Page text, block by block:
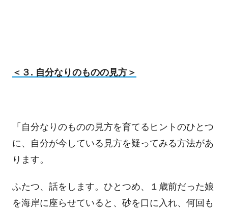
＜３. 自分なりのものの見方＞
「自分なりのものの見方を育てるヒントのひとつ
に、自分が今している見方を疑ってみる方法があ
ります。
ふたつ、話をします。ひとつめ、１歳前だった娘
を海岸に座らせていると、砂を口に入れ、何回も